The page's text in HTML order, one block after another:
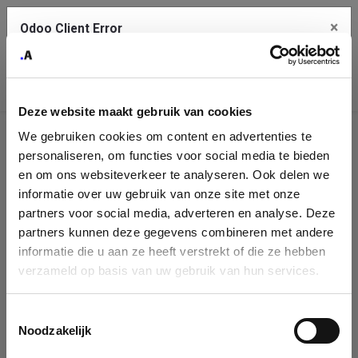
Deze website maakt gebruik van cookies
We gebruiken cookies om content en advertenties te
personaliseren, om functies voor social media te bieden
en om ons websiteverkeer te analyseren. Ook delen we
informatie over uw gebruik van onze site met onze
partners voor social media, adverteren en analyse. Deze
partners kunnen deze gegevens combineren met andere
informatie die u aan ze heeft verstrekt of die ze hebben
verzameld op basis van uw gebruik van hun services.
Noodzakelijk
Company
Identification
Please fill in your company details
You can search a company in our database by name, VAT or
enterprise ID. When a company is selected it will auto-complete the
form. If you don't find your company in our database, you can create
Odoo Client Error ×
service.
See details
Ok